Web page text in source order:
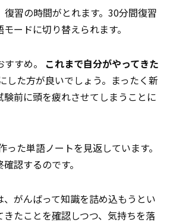
習の時間がとれます。30分間復習
ードに切り替えられます。
すめ。 これまで自分がやってきた
した方が良いでしょう。まったく新
験前に頭を疲れさせてしまうことに
った単語ノートを見返しています。
認するのです。
がんばって知識を詰め込もうとい
きたことを確認しつつ、気持ちを落